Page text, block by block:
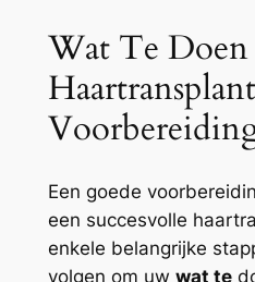
Wat Te
Een goede
een succesvolle
enkele belangrijke
volgen om uw wat te